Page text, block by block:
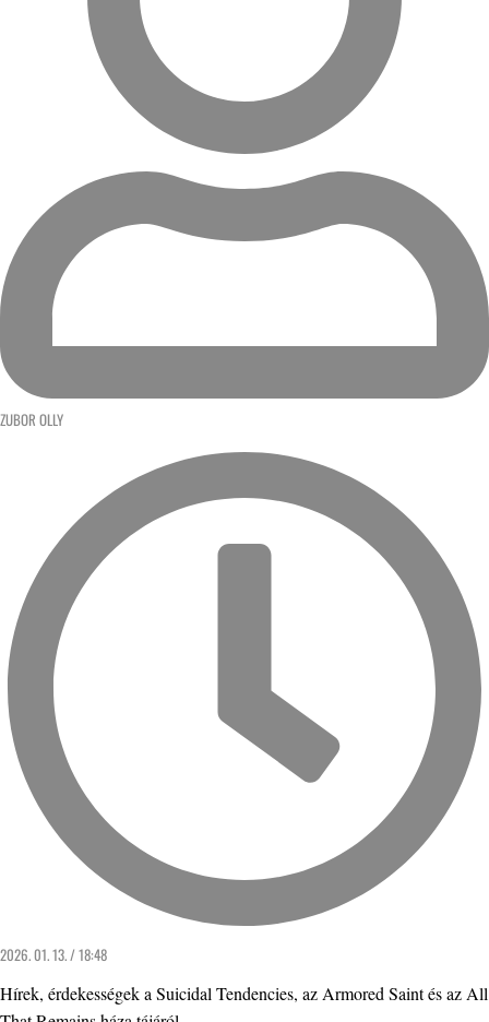
ZUBOR OLLY
2026. 01. 13. / 18:48
Hírek, érdekességek a Suicidal Tendencies, az Armored Saint és az All